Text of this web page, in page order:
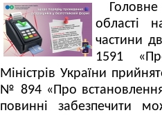
області
частини
1591
Міністрів України
№ 894 «Про встановлення
повинні забезпечити